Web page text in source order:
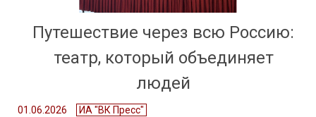
Путешествие через всю Россию:
театр, который объединяет
людей
01.06.2026
ИА "ВК Пресс"